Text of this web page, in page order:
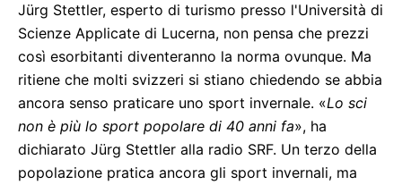
Jürg Stettler, esperto di turismo presso l'Università di
Scienze Applicate di Lucerna, non pensa che prezzi
così esorbitanti diventeranno la norma ovunque. Ma
ritiene che molti svizzeri si stiano chiedendo se abbia
ancora senso praticare uno sport invernale. «Lo sci
non è più lo sport popolare di 40 anni fa», ha
dichiarato Jürg Stettler alla radio SRF. Un terzo della
popolazione pratica ancora gli sport invernali, ma